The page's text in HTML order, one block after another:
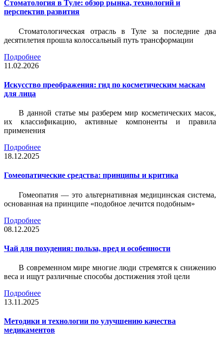
Стоматология в Туле: обзор рынка, технологий и
перспектив развития
Стоматологическая отрасль в Туле за последние два
десятилетия прошла колоссальный путь трансформации
Подробнее
11.02.2026
Искусство преображения: гид по косметическим маскам
для лица
В данной статье мы разберем мир косметических масок,
их классификацию, активные компоненты и правила
применения
Подробнее
18.12.2025
Гомеопатические средства: принципы и критика
Гомеопатия — это альтернативная медицинская система,
основанная на принципе «подобное лечится подобным»
Подробнее
08.12.2025
Чай для похудения: польза, вред и особенности
В современном мире многие люди стремятся к снижению
веса и ищут различные способы достижения этой цели
Подробнее
13.11.2025
Методики и технологии по улучшению качества
медикаментов